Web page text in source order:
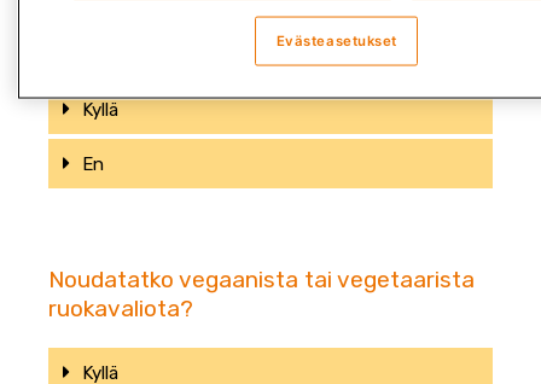
Syötkö vähintään 5 annosta kasviksia ja
Kyllä
En
Noudatatko vegaanista tai vegetaarista
ruokavaliota?
Kyllä
Evästeasetukset